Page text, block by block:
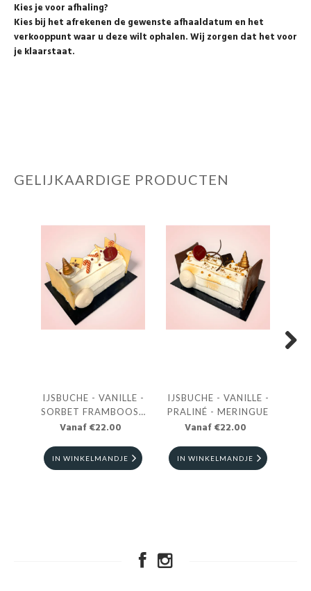
Kies je voor afhaling?
Kies bij het afrekenen de gewenste afhaaldatum en het
verkooppunt waar u deze wilt ophalen. Wij zorgen dat het voor
je klaarstaat.
GELIJKAARDIGE PRODUCTEN
IJSBUCHE - VANILLE -
SORBET FRAMBOOS -
MERINGUE
Vanaf €22.00
IN WINKELMANDJE
IJSBUCHE - VANILLE -
PRALINÉ - MERINGUE
Vanaf €22.00
IN WINKELMANDJE